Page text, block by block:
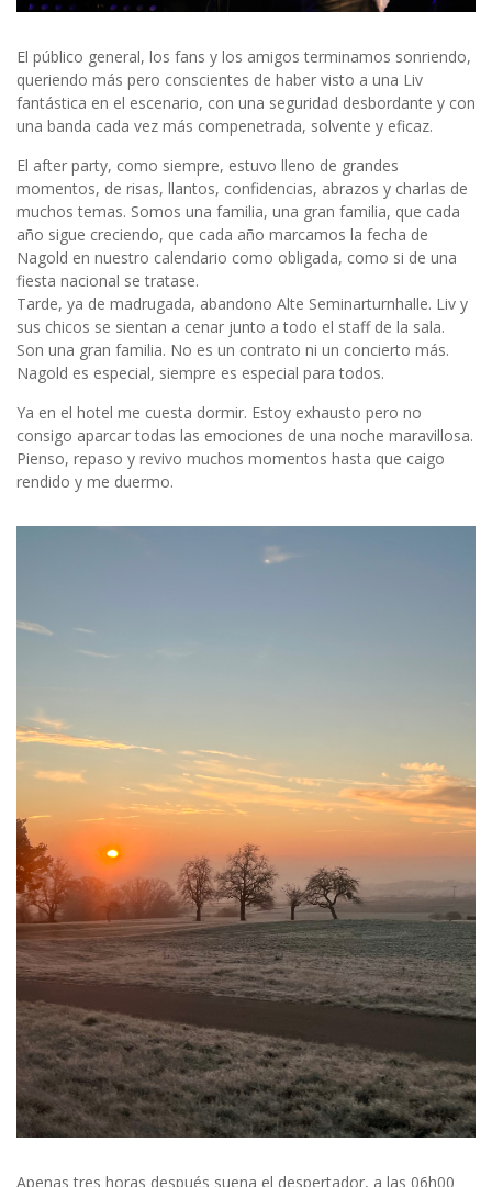
El público general, los fans y los amigos terminamos sonriendo,
queriendo más pero conscientes de haber visto a una Liv
fantástica en el escenario, con una seguridad desbordante y con
una banda cada vez más compenetrada, solvente y eficaz.
El after party, como siempre, estuvo lleno de grandes
momentos, de risas, llantos, confidencias, abrazos y charlas de
muchos temas. Somos una familia, una gran familia, que cada
año sigue creciendo, que cada año marcamos la fecha de
Nagold en nuestro calendario como obligada, como si de una
fiesta nacional se tratase.
Tarde, ya de madrugada, abandono Alte Seminarturnhalle. Liv y
sus chicos se sientan a cenar junto a todo el staff de la sala.
Son una gran familia. No es un contrato ni un concierto más.
Nagold es especial, siempre es especial para todos.
Ya en el hotel me cuesta dormir. Estoy exhausto pero no
consigo aparcar todas las emociones de una noche maravillosa.
Pienso, repaso y revivo muchos momentos hasta que caigo
rendido y me duermo.
Apenas tres horas después suena el despertador, a las 06h00